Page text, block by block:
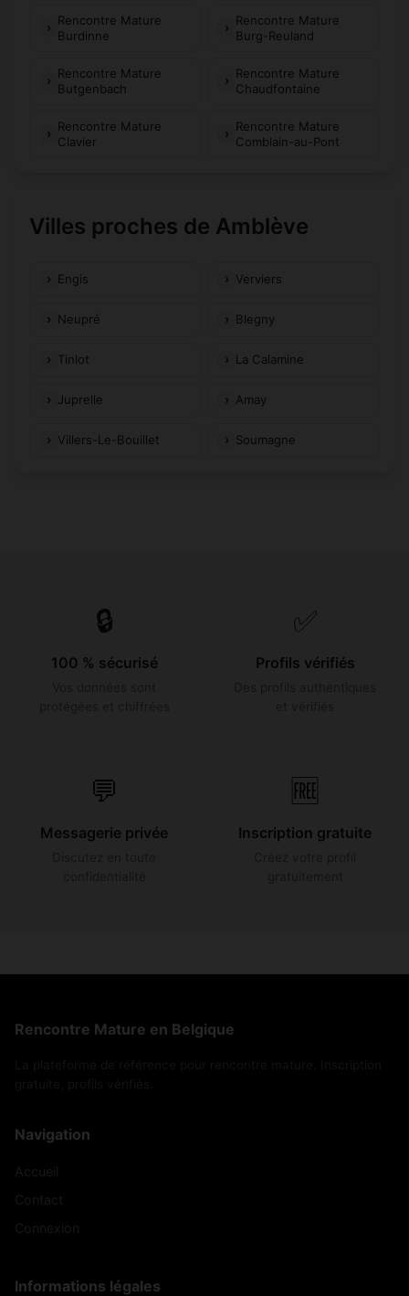
Rencontre Mature
Burdinne
Rencontre Mature
Burg-Reuland
Rencontre Mature
Butgenbach
Rencontre Mature
Chaudfontaine
Rencontre Mature
Clavier
Rencontre Mature
Comblain-au-Pont
Villes proches de Amblève
Engis Verviers
Neupré Blegny
Tinlot La Calamine
Juprelle Amay
Villers-Le-Bouillet Soumagne
🔒
100 % sécurisé
✅
Profils vérifiés
💬
Messagerie privée
🆓
Inscription gratuite
Rencontre Mature en Belgique
Navigation
Informations légales